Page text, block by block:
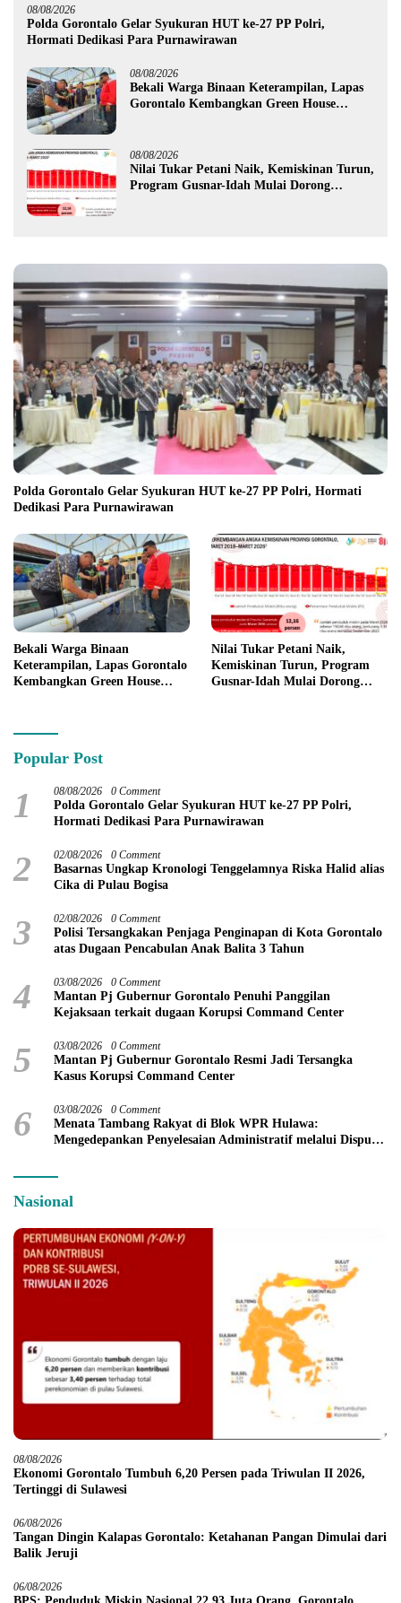
08/08/2026
Polda Gorontalo Gelar Syukuran HUT ke-27 PP Polri,
Hormati Dedikasi Para Purnawirawan
08/08/2026
Bekali Warga Binaan Keterampilan, Lapas
Gorontalo Kembangkan Green House
08/08/2026
Nilai Tukar Petani Naik, Kemiskinan Turun,
Program Gusnar-Idah Mulai Dorong
Polda Gorontalo Gelar Syukuran HUT ke-27 PP Polri, Hormati
Dedikasi Para Purnawirawan
Bekali Warga Binaan
Keterampilan, Lapas Gorontalo
Kembangkan Green House
Nilai Tukar Petani Naik,
Kemiskinan Turun, Program
Gusnar-Idah Mulai Dorong
Popular Post
1 08/08/2026 0 Comment
Polda Gorontalo Gelar Syukuran HUT ke-27 PP Polri,
Hormati Dedikasi Para Purnawirawan
2 02/08/2026 0 Comment
Basarnas Ungkap Kronologi Tenggelamnya Riska Halid alias
Cika di Pulau Bogisa
3 02/08/2026 0 Comment
Polisi Tersangkakan Penjaga Penginapan di Kota Gorontalo
atas Dugaan Pencabulan Anak Balita 3 Tahun
4 03/08/2026 0 Comment
Mantan Pj Gubernur Gorontalo Penuhi Panggilan
Kejaksaan terkait dugaan Korupsi Command Center
5 03/08/2026 0 Comment
Mantan Pj Gubernur Gorontalo Resmi Jadi Tersangka
Kasus Korupsi Command Center
6 03/08/2026 0 Comment
Menata Tambang Rakyat di Blok WPR Hulawa:
Mengedepankan Penyelesaian Administratif melalui Dispute
Nasional
08/08/2026
Ekonomi Gorontalo Tumbuh 6,20 Persen pada Triwulan II 2026,
Tertinggi di Sulawesi
06/08/2026
Tangan Dingin Kalapas Gorontalo: Ketahanan Pangan Dimulai dari
Balik Jeruji
06/08/2026
BPS: Penduduk Miskin Nasional 22,93 Juta Orang, Gorontalo